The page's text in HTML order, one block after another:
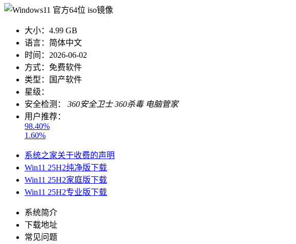
大小： 4.99 GB
语言： 简体中文
时间： 2026-06-02
方式： 免费软件
类型：
国产软件
星级：
安全检测：
360安全卫士 360杀毒 电脑管家
用户推荐：
98.40%
1.60%
系统之家关于收费的声明
Win11 25H2纯净版下载
Win11 25H2家庭版下载
Win11 25H2专业版下载
系统简介
下载地址
常见问题